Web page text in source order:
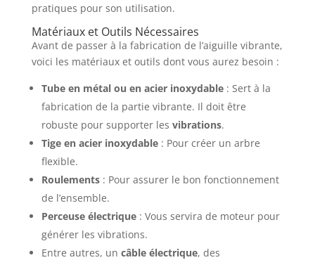
pratiques pour son utilisation.
Matériaux et Outils Nécessaires
Avant de passer à la fabrication de l’aiguille vibrante,
voici les matériaux et outils dont vous aurez besoin :
Tube en métal ou en acier inoxydable: Sert à la
fabrication de la partie vibrante. Il doit être
robuste pour supporter les vibrations.
Tige en acier inoxydable: Pour créer un arbre
flexible.
Roulements: Pour assurer le bon fonctionnement
de l’ensemble.
Perceuse électrique: Vous servira de moteur pour
générer les vibrations.
Entre autres, un câble électrique, des